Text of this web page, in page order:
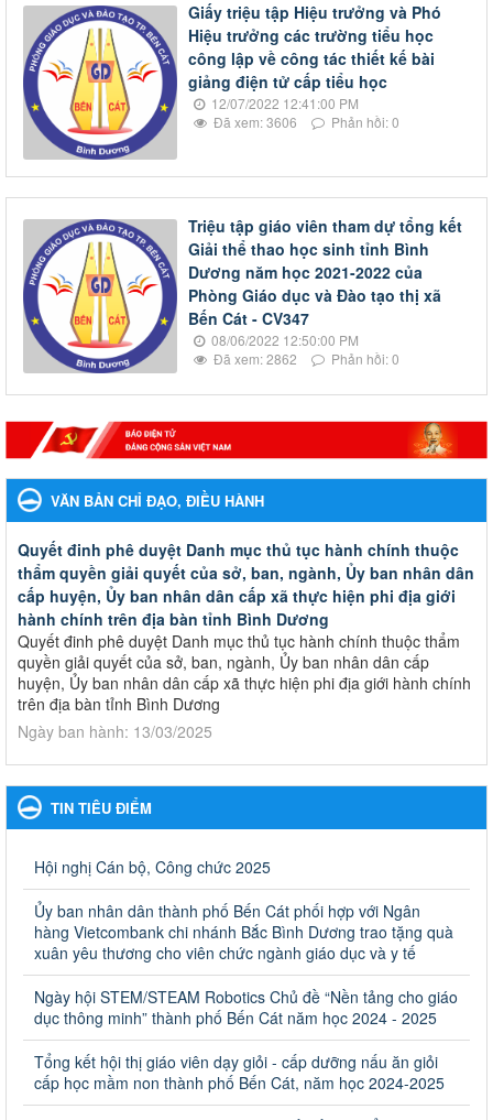
Giấy triệu tập Hiệu trưởng và Phó
Hiệu trưởng các trường tiểu học
công lập về công tác thiết kế bài
giảng điện tử cấp tiểu học
12/07/2022 12:41:00 PM
Đã xem: 3606
Phản hồi: 0
Triệu tập giáo viên tham dự tổng kết
Giải thể thao học sinh tỉnh Bình
Dương năm học 2021-2022 của
Phòng Giáo dục và Đào tạo thị xã
Bến Cát - CV347
08/06/2022 12:50:00 PM
Đã xem: 2862
Phản hồi: 0
VĂN BẢN CHỈ ĐẠO, ĐIỀU HÀNH
Quyết đinh phê duyệt Danh mục thủ tục hành chính thuộc
thẩm quyền giải quyết của sở, ban, ngành, Ủy ban nhân dân
cấp huyện, Ủy ban nhân dân cấp xã thực hiện phi địa giới
hành chính trên địa bàn tỉnh Bình Dương
Quyết đinh phê duyệt Danh mục thủ tục hành chính thuộc thẩm
quyền giải quyết của sở, ban, ngành, Ủy ban nhân dân cấp
huyện, Ủy ban nhân dân cấp xã thực hiện phi địa giới hành chính
trên địa bàn tỉnh Bình Dương
Ngày ban hành: 13/03/2025
Kế hoạch Phổ biến, giáo dục pháp luật năm 2025 của ngành
Giáo dục và Đào tạo thành phố Bến Cát
Kế hoạch Phổ biến, giáo dục pháp luật năm 2025 của ngành
Ngày ban hành: 28/02/2025
Quyết định công bố thủ tục hành chính bị bãi bỏ trong lĩnh
vực giáo dục đào tạo thuộc hệ giáo dục quốc dân và cơ sở
giáo dục khác thuộc thẩm quyền giải quyết của Sở Giáo dục
và Đào tạo, Ủy ban nhân dân cấp huyện
Quyết định công bố thủ tục hành chính bị bãi bỏ trong lĩnh vực
giáo dục đào tạo thuộc hệ giáo dục quốc dân và cơ sở giáo dục
khác thuộc thẩm quyền giải quyết của Sở Giáo dục và Đào tạo,
Ủy ban nhân dân cấp huyện
Ngày ban hành: 30/09/2024
TIN TIÊU ĐIỂM
Hội nghị Cán bộ, Công chức 2025
Ủy ban nhân dân thành phố Bến Cát phối hợp với Ngân
hàng Vietcombank chi nhánh Bắc Bình Dương trao tặng quà
xuân yêu thương cho viên chức ngành giáo dục và y tế
Ngày hội STEM/STEAM Robotics Chủ đề “Nền tảng cho giáo
dục thông minh” thành phố Bến Cát năm học 2024 - 2025
Tổng kết hội thị giáo viên dạy giỏi - cấp dưỡng nấu ăn giỏi
cấp học mầm non thành phố Bến Cát, năm học 2024-2025